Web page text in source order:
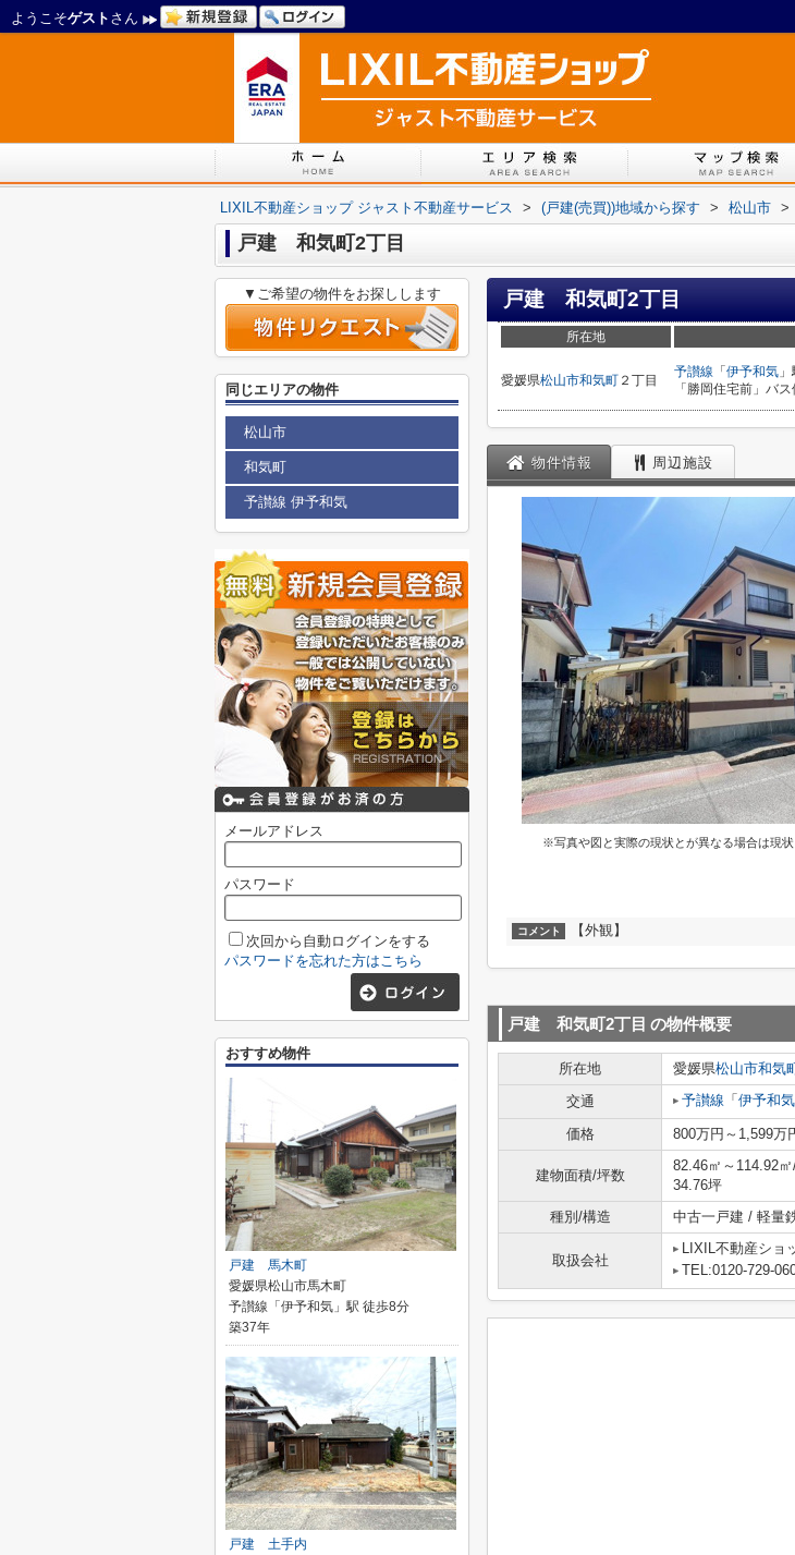
ようこそゲスト さん
LIXIL不動産ショップ ジャスト不動産サービス > (戸建(売買))地域から探す > 松山市 >
戸建 和気町2丁目
戸建 和気町2丁目
所在地
愛媛県松山市和気町 ２丁目
予讃線 「 伊予和気
「勝岡住宅前」バ
物件情報 周辺施設
※写真や図と実際の現状とが異なる場合は現
コメント 【外観】
戸建 和気町2丁目 の物件概要
所在地 愛媛県松山市和気
交通
予讃線 「 伊予和気
価格 800万円～1,599万
建物面積/坪数
82.46㎡～114.92㎡
34.76坪
種別/構造
中古一戸建 / 軽量
取扱会社
LIXIL不動産ショ
TEL:0120-729-
▼ご希望の物件をお探しします
同じエリアの物件
松山市
和気町
予讃線 伊予和気
メールアドレス
パスワード
次回から自動ログインをする
パスワードを忘れた方はこちら
おすすめ物件
戸建 馬木町
愛媛県松山市馬木町
予讃線「伊予和気」駅 徒歩8分
築37年
戸建 土手内